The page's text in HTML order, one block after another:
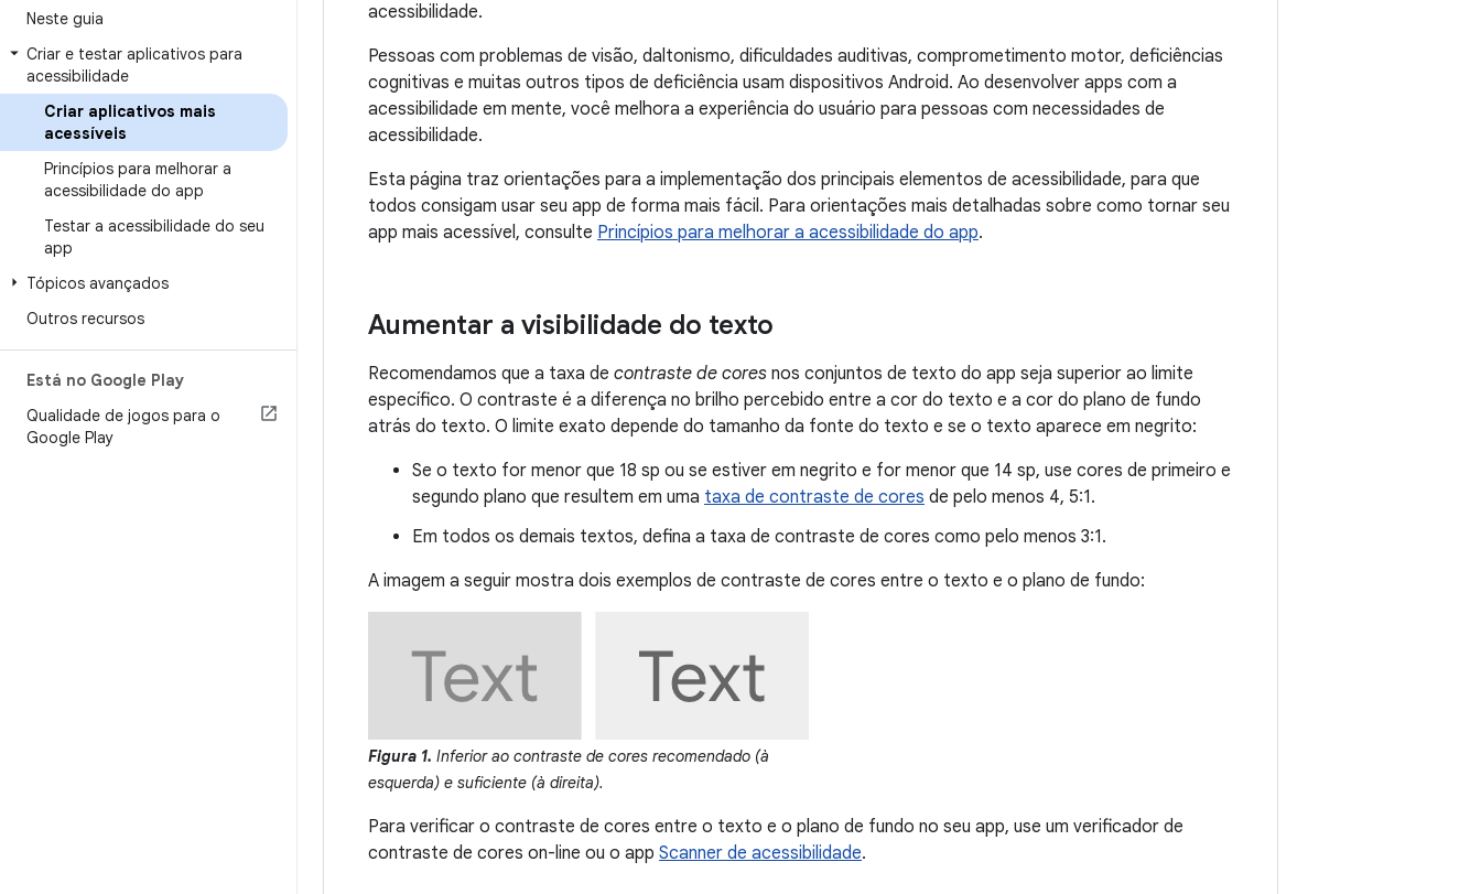
Neste guia
Criar e testar aplicativos para
acessibilidade
Criar aplicativos mais
acessíveis
Princípios para melhorar a
acessibilidade do app
Testar a acessibilidade do seu
app
Tópicos avançados
Outros recursos
Está no Google Play
Qualidade de jogos para o
Google Play
acessibilidade.
Pessoas com problemas de visão, daltonismo, dificuldades auditivas, comprometimento motor, deficiências
cognitivas e muitas outros tipos de deficiência usam dispositivos Android. Ao desenvolver apps com a
acessibilidade em mente, você melhora a experiência do usuário para pessoas com necessidades de
acessibilidade.
Esta página traz orientações para a implementação dos principais elementos de acessibilidade, para que
todos consigam usar seu app de forma mais fácil. Para orientações mais detalhadas sobre como tornar seu
app mais acessível, consulte Princípios para melhorar a acessibilidade do app.
Aumentar a visibilidade do texto
Recomendamos que a taxa de contraste de cores nos conjuntos de texto do app seja superior ao limite
específico. O contraste é a diferença no brilho percebido entre a cor do texto e a cor do plano de fundo
atrás do texto. O limite exato depende do tamanho da fonte do texto e se o texto aparece em negrito:
Se o texto for menor que 18 sp ou se estiver em negrito e for menor que 14 sp, use cores de primeiro e
segundo plano que resultem em uma taxa de contraste de cores de pelo menos 4, 5:1.
Em todos os demais textos, defina a taxa de contraste de cores como pelo menos 3:1.
A imagem a seguir mostra dois exemplos de contraste de cores entre o texto e o plano de fundo:
Figura 1. Inferior ao contraste de cores recomendado (à
esquerda) e suficiente (à direita).
Para verificar o contraste de cores entre o texto e o plano de fundo no seu app, use um verificador de
contraste de cores on-line ou o app Scanner de acessibilidade.